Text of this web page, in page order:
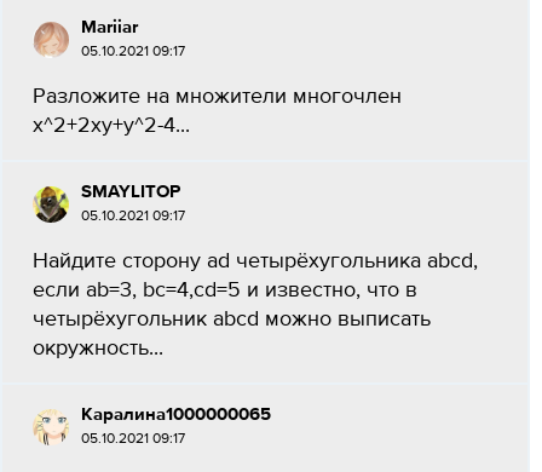
Mariiar
05.10.2021 09:17
Разложите на множители многочлен
х^2+2ху+у^2-4...
SMAYLITOP
05.10.2021 09:17
Найдите сторону ad четырёхугольника abcd,
если ab=3, bc=4,cd=5 и известно, что в
четырёхугольник abcd можно выписать
окружность...
Каралина1000000065
05.10.2021 09:17